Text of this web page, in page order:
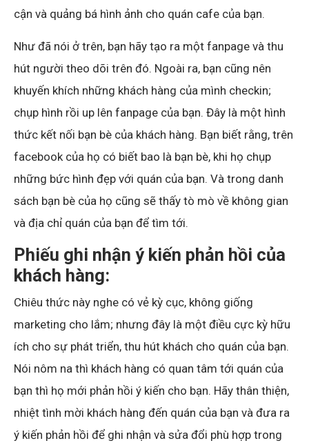
cận và quảng bá hình ảnh cho quán cafe của bạn.
Như đã nói ở trên, bạn hãy tạo ra một fanpage và thu
hút người theo dõi trên đó. Ngoài ra, bạn cũng nên
khuyến khích những khách hàng của mình checkin;
chụp hình rồi up lên fanpage của bạn. Đây là một hình
thức kết nối bạn bè của khách hàng. Bạn biết rằng, trên
facebook của họ có biết bao là bạn bè, khi họ chụp
những bức hình đẹp với quán của bạn. Và trong danh
sách bạn bè của họ cũng sẽ thấy tò mò về không gian
và địa chỉ quán của bạn để tìm tới.
Phiếu ghi nhận ý kiến phản hồi của
khách hàng:
Chiêu thức này nghe có vẻ kỳ cục, không giống
marketing cho lắm; nhưng đây là một điều cực kỳ hữu
ích cho sự phát triển, thu hút khách cho quán của bạn.
Nói nôm na thì khách hàng có quan tâm tới quán của
bạn thì họ mới phản hồi ý kiến cho bạn. Hãy thân thiện,
nhiệt tình mời khách hàng đến quán của bạn và đưa ra
ý kiến phản hồi để ghi nhận và sửa đổi phù hợp trong